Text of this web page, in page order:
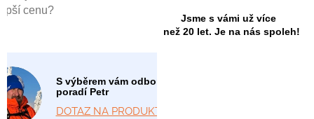
cenu?
S výběrem vám odborně
poradí Petr
DOTAZ NA PRODUKT
Jsme s vámi už více
než 20 let. Je na nás spoleh!